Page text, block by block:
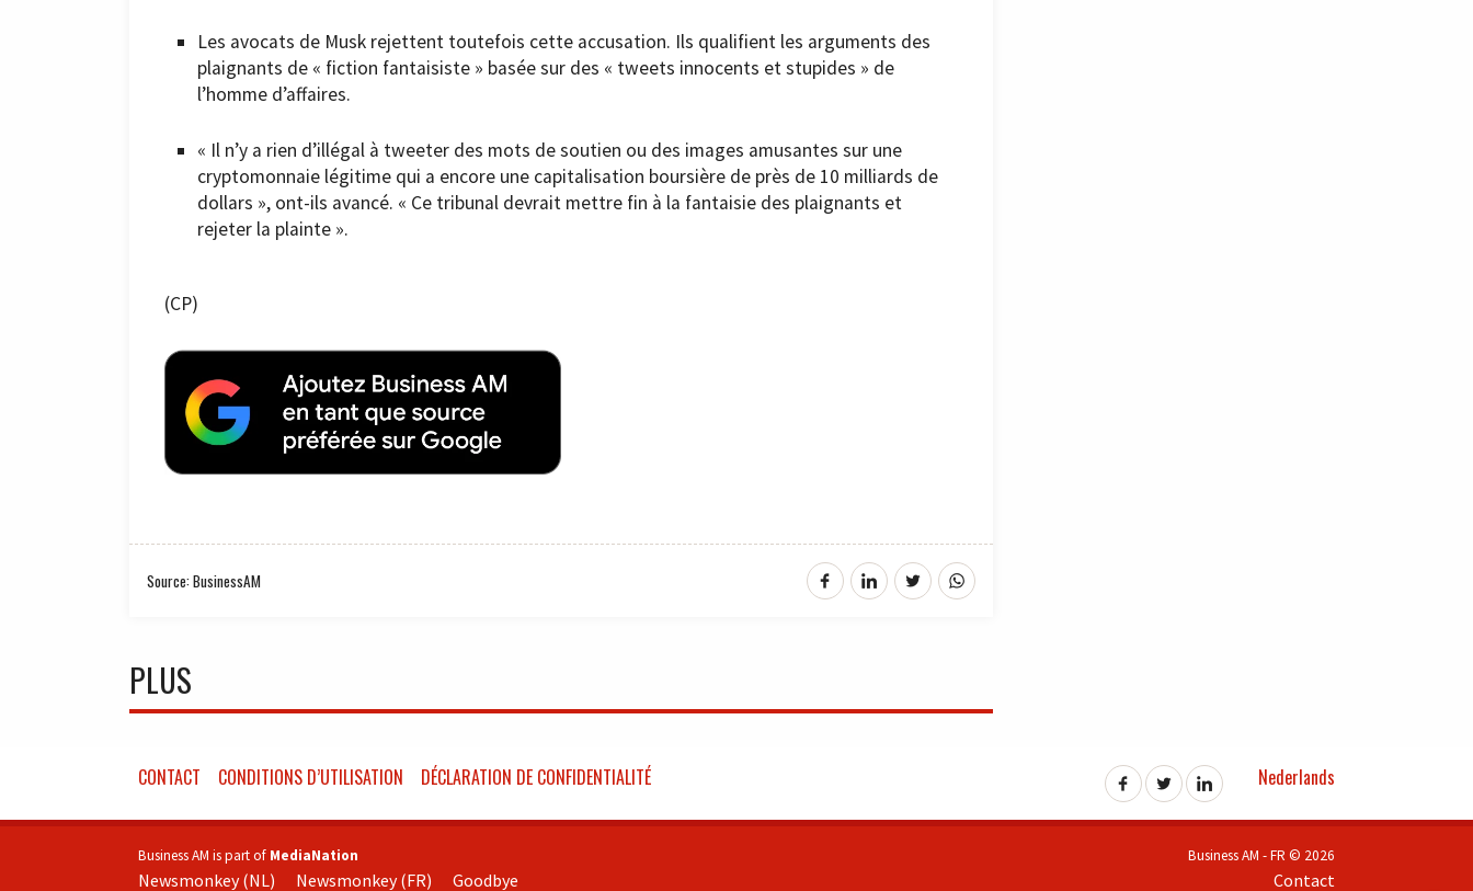
Les avocats de Musk rejettent toutefois cette accusation. Ils qualifient les arguments des
plaignants de « fiction fantaisiste » basée sur des « tweets innocents et stupides » de
l’homme d’affaires.
« Il n’y a rien d’illégal à tweeter des mots de soutien ou des images amusantes sur une
cryptomonnaie légitime qui a encore une capitalisation boursière de près de 10 milliards de
dollars », ont-ils avancé. « Ce tribunal devrait mettre fin à la fantaisie des plaignants et
rejeter la plainte ».
(CP)
Source: BusinessAM
PLUS
CONTACT CONDITIONS D’UTILISATION DÉCLARATION DE CONFIDENTIALITÉ Nederlands
Business AM is part of MediaNation
Newsmonkey (NL) Newsmonkey (FR) Goodbye
Business AM - FR © 2026
Contact